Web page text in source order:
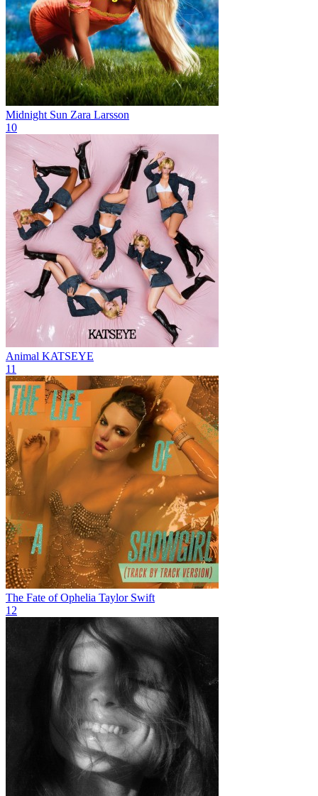
Midnight Sun Zara Larsson
10
Animal KATSEYE
11
The Fate of Ophelia Taylor Swift
12